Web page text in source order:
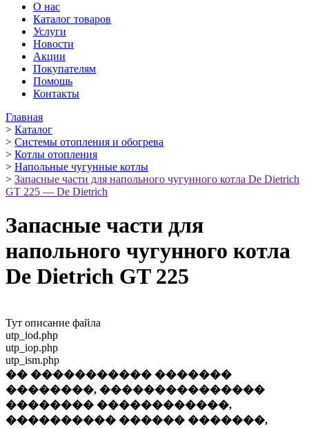
О нас
Каталог товаров
Услуги
Новости
Акции
Покупателям
Помощь
Контакты
Главная
> Каталог
> Системы отопления и обогрева
> Котлы отопления
> Напольные чугунные котлы
> Запасные части для напольного чугунного котла De Dietrich
GT 225 — De Dietrich
Запасные части для
напольного чугунного котла
De Dietrich GT 225
Тут описание файла
utp_iod.php
utp_iop.php
utp_ism.php
�� ����������� �������
��������, ���������������
�������� ������������,
���������� ������ �������,